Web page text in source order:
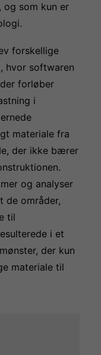
og som kun er
.
forskellige
hvor softwaren
forløber
i
materiale fra
der ikke bærer
og analyser
de områder,
til
i et
der kun
materiale til